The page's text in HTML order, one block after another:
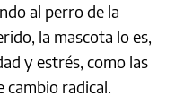
al perro de la
la mascota lo es,
y estrés, como las
cambio radical.